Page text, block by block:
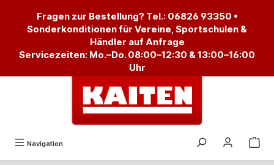
Fragen zur Bestellung? Tel.: 06826 93350 •
Sonderkonditionen für Vereine, Sportschulen &
Händler auf Anfrage
Servicezeiten: Mo.–Do. 08:00–12:30 & 13:00–16:00
Uhr
Navigation